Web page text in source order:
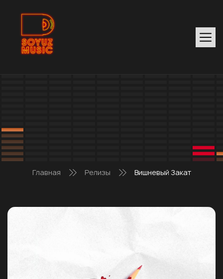
Главная Релизы Вишневый Закат